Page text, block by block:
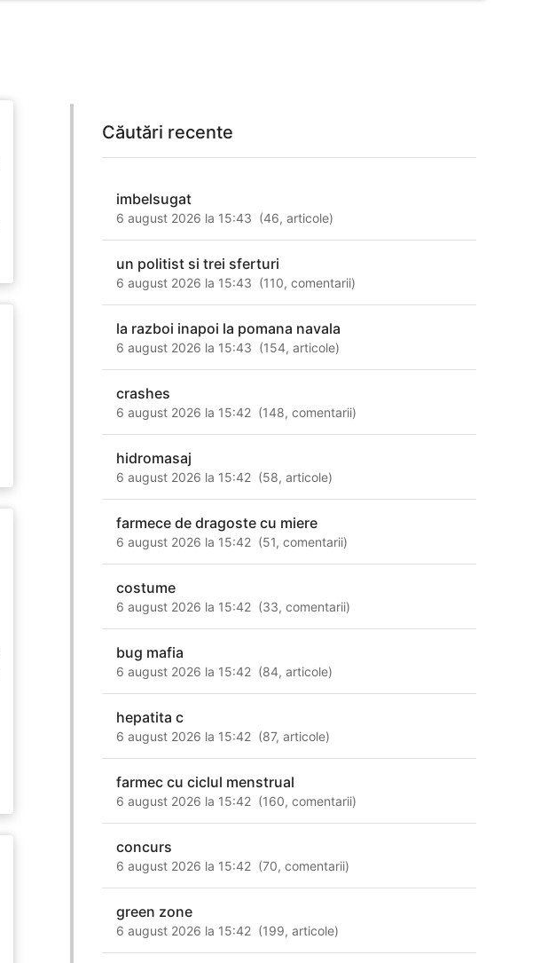
Căutări recente
imbelsugat
6 august 2026 la 15:43 (46,articole)
un politist si trei sferturi
6 august 2026 la 15:43 (110,comentarii)
la razboi inapoi la pomana navala
6 august 2026 la 15:43 (154,articole)
crashes
6 august 2026 la 15:42 (148,comentarii)
hidromasaj
6 august 2026 la 15:42 (58,articole)
farmece de dragoste cu miere
6 august 2026 la 15:42 (51,comentarii)
costume
6 august 2026 la 15:42 (33,comentarii)
bug mafia
6 august 2026 la 15:42 (84,articole)
hepatita c
6 august 2026 la 15:42 (87,articole)
farmec cu ciclul menstrual
6 august 2026 la 15:42 (160,comentarii)
concurs
6 august 2026 la 15:42 (70,comentarii)
green zone
6 august 2026 la 15:42 (199,articole)